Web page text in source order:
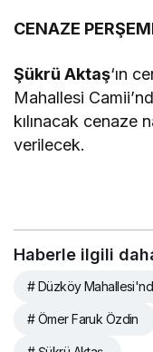
CENAZE
Şükrü Aktaş‘ın
Mahallesi
kılınacak cenaze
verilecek.
Haberle ilgili
# Düzköy
# Ömer Faruk Özdin